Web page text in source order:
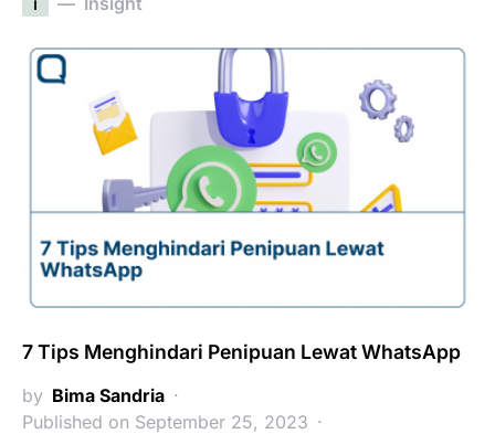
7 Tips Menghindari Penipuan Lewat WhatsApp
by Bima Sandria
Published on September 25, 2023